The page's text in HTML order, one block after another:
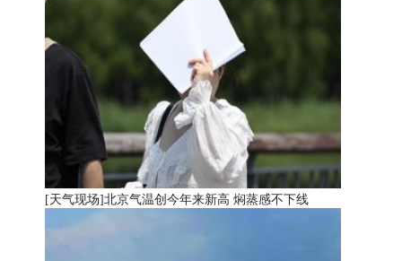
[天气现场]北京气温创今年来新高 焖蒸感不下线